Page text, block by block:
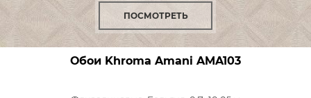
ПОСМОТРЕТЬ
Обои Khroma Amani AMA103